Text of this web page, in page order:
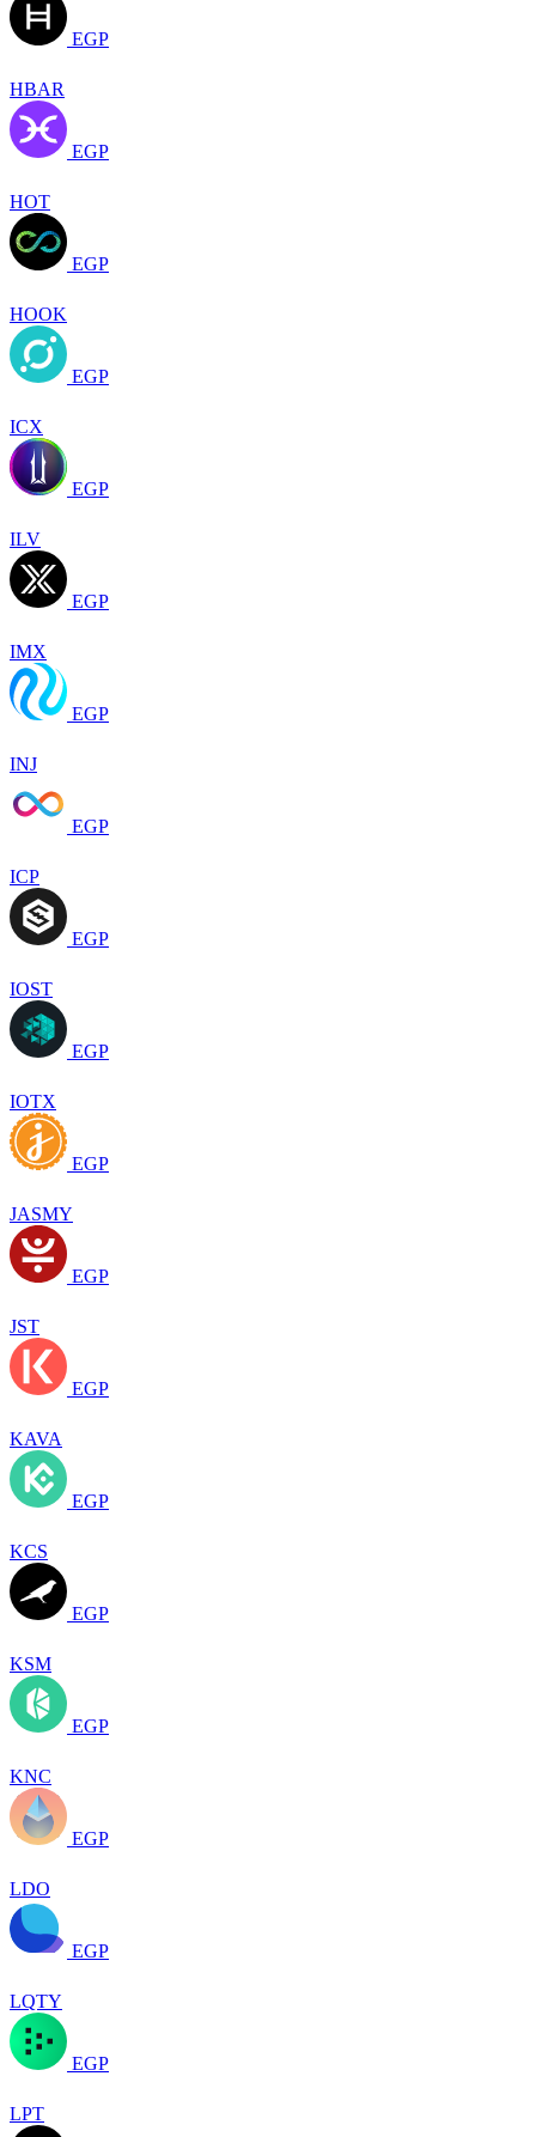
EGP
HBAR
EGP
HOT
EGP
HOOK
EGP
ICX
EGP
ILV
EGP
IMX
EGP
INJ
EGP
ICP
EGP
IOST
EGP
IOTX
EGP
JASMY
EGP
JST
EGP
KAVA
EGP
KCS
EGP
KSM
EGP
KNC
EGP
LDO
EGP
LQTY
EGP
LPT